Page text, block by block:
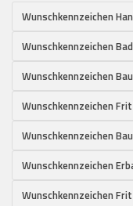
Wunschkennzeichen
Wunschkennzeichen
Wunschkennzeichen
Wunschkennzeichen
Wunschkennzeichen
Wunschkennzeichen
Wunschkennzeichen